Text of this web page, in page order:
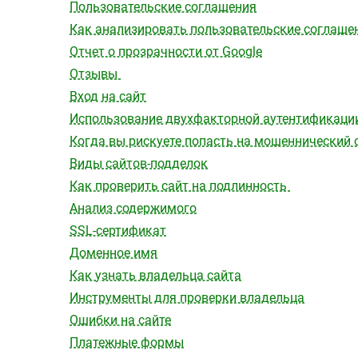
Пользовательские соглашения
Как анализировать пользовательские
Отчет о прозрачности от Google
Отзывы
Вход на сайт
Использование двухфакторной
Когда вы рискуете попасть на мошеннический
Виды сайтов-подделок
Как проверить сайт на подлинность
Анализ содержимого
SSL-сертификат
Доменное имя
Как узнать владельца сайта
Инструменты для проверки владельца
Ошибки на сайте
Платежные формы